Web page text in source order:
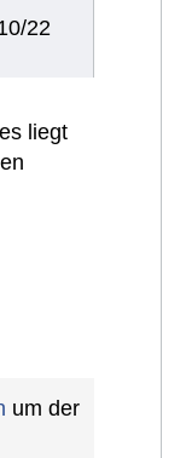
22
liegt
um der